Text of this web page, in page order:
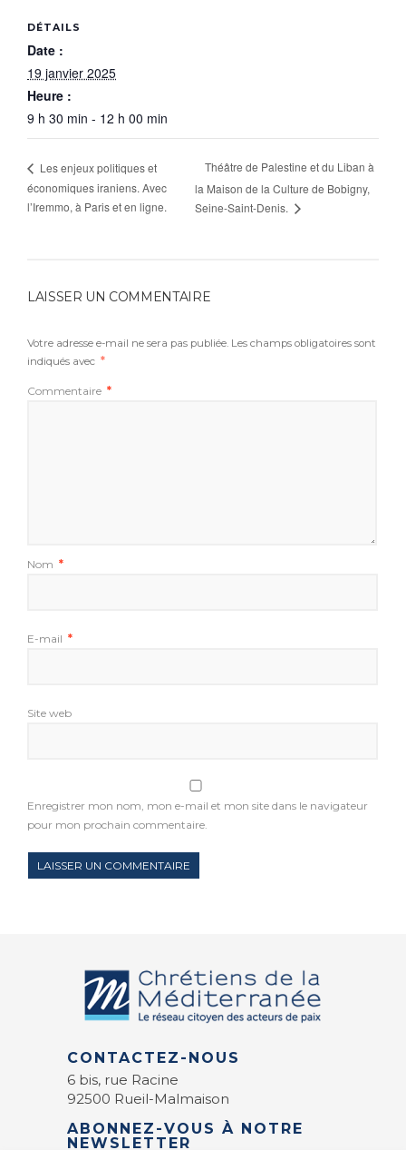
DÉTAILS
Date :
19 janvier 2025
Heure :
9 h 30 min - 12 h 00 min
Les enjeux politiques et
économiques iraniens. Avec
l’Iremmo, à Paris et en ligne.
Théâtre de Palestine et du Liban à
la Maison de la Culture de Bobigny,
Seine-Saint-Denis.
LAISSER UN COMMENTAIRE
Votre adresse e-mail ne sera pas publiée. Les champs obligatoires sont
indiqués avec *
Commentaire *
Nom *
E-mail *
Site web
Enregistrer mon nom, mon e-mail et mon site dans le navigateur
pour mon prochain commentaire.
CONTACTEZ-NOUS
6 bis, rue Racine
92500 Rueil-Malmaison
ABONNEZ-VOUS À NOTRE
NEWSLETTER